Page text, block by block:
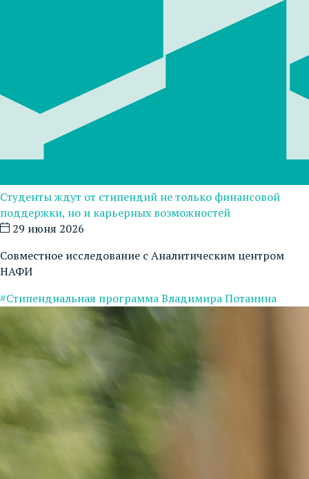
Студенты ждут от стипендий не только финансовой
поддержки, но и карьерных возможностей
29 июня 2026
Совместное исследование с Аналитическим центром
НАФИ
#Стипендиальная программа Владимира Потанина